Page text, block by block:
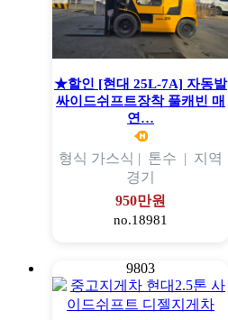
★할인 [현대 25L-7A] 자동발
싸이드쉬프트장착 풀캐빈 매
연…
형식 가스식 | 톤수 | 지역
경기
950만원
no.18981
9803